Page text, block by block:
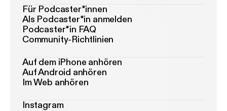
Für Podcaster*innen
Als Podcaster*in anmelden
Podcaster*in FAQ
Community-Richtlinien
Auf dem iPhone anhören
Auf Android anhören
Im Web anhören
Instagram